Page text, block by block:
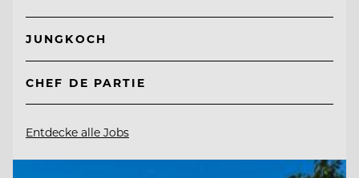
JUNGKOCH
CHEF DE PARTIE
Entdecke alle Jobs